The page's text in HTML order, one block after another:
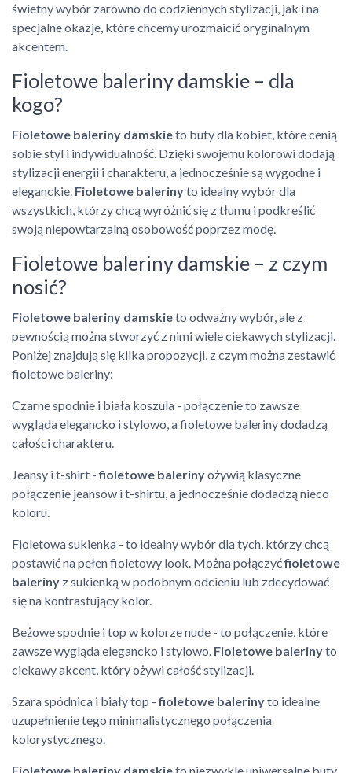
świetny wybór zarówno do codziennych stylizacji, jak i na
specjalne okazje, które chcemy urozmaicić oryginalnym
akcentem.
Fioletowe baleriny damskie – dla
kogo?
Fioletowe baleriny damskieto buty dla kobiet, które cenią
sobie styl i indywidualność. Dzięki swojemu kolorowi dodają
stylizacji energii i charakteru, a jednocześnie są wygodne i
eleganckie. Fioletowe balerinyto idealny wybór dla
wszystkich, którzy chcą wyróżnić się z tłumu i podkreślić
swoją niepowtarzalną osobowość poprzez modę.
Fioletowe baleriny damskie – z czym
nosić?
Fioletowe baleriny damskieto odważny wybór, ale z
pewnością można stworzyć z nimi wiele ciekawych stylizacji.
Poniżej znajdują się kilka propozycji, z czym można zestawić
fioletowe baleriny:
Czarne spodnie i biała koszula - połączenie to zawsze
wygląda elegancko i stylowo, a fioletowe baleriny dodadzą
całości charakteru.
Jeansy i t-shirt -fioletowe balerinyożywią klasyczne
połączenie jeansów i t-shirtu, a jednocześnie dodadzą nieco
koloru.
Fioletowa sukienka - to idealny wybór dla tych, którzy chcą
postawić na pełen fioletowy look. Można połączyćfioletowe
baleriny z sukienką w podobnym odcieniu lub zdecydować
się na kontrastujący kolor.
Beżowe spodnie i top w kolorze nude - to połączenie, które
zawsze wygląda elegancko i stylowo. Fioletowe balerinyto
ciekawy akcent, który ożywi całość stylizacji.
Szara spódnica i biały top -fioletowe balerinyto idealne
uzupełnienie tego minimalistycznego połączenia
kolorystycznego.